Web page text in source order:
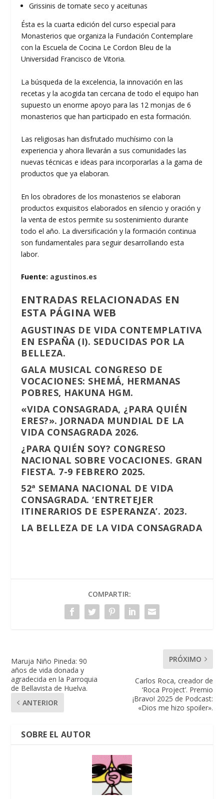
Grissinis de tomate seco y aceitunas
Ésta es la cuarta edición del curso especial para
Monasterios que organiza la Fundación Contemplare
con la Escuela de Cocina Le Cordon Bleu de la
Universidad Francisco de Vitoria.
La búsqueda de la excelencia, la innovación en las
recetas y la acogida tan cercana de todo el equipo han
supuesto un enorme apoyo para las 12 monjas de 6
monasterios que han participado en esta formación.
Las religiosas han disfrutado muchísimo con la
experiencia y ahora llevarán a sus comunidades las
nuevas técnicas e ideas para incorporarlas a la gama de
productos que ya elaboran.
En los obradores de los monasterios se elaboran
productos exquisitos elaborados en silencio y oración y
la venta de estos permite su sostenimiento durante
todo el año. La diversificación y la formación continua
son fundamentales para seguir desarrollando esta
labor.
Fuente: agustinos.es
ENTRADAS RELACIONADAS EN
ESTA PÁGINA WEB
AGUSTINAS DE VIDA CONTEMPLATIVA
EN ESPAÑA (I). SEDUCIDAS POR LA
BELLEZA.
GALA MUSICAL CONGRESO DE
VOCACIONES: SHEMÁ, HERMANAS
POBRES, HAKUNA HGM.
«VIDA CONSAGRADA, ¿PARA QUIÉN
ERES?». JORNADA MUNDIAL DE LA
VIDA CONSAGRADA 2026.
¿PARA QUIÉN SOY? CONGRESO
NACIONAL SOBRE VOCACIONES. GRAN
FIESTA. 7-9 FEBRERO 2025.
52ª SEMANA NACIONAL DE VIDA
CONSAGRADA. ‘ENTRETEJER
ITINERARIOS DE ESPERANZA’. 2023.
LA BELLEZA DE LA VIDA CONSAGRADA
COMPARTIR:
Maruja Niño Pineda: 90
años de vida donada y
agradecida en la Parroquia
de Bellavista de Huelva.
ANTERIOR
PRÓXIMO
Carlos Roca, creador de
‘Roca Project’. Premio
¡Bravo! 2025 de Podcast:
«Dios me hizo spoiler».
SOBRE EL AUTOR